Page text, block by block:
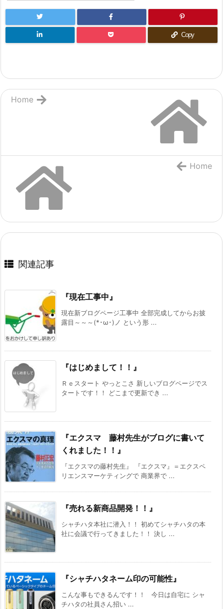
Copy
Home
Home
関連記事
『現在工事中』
現在新ブログページ工事中 全部完成してからお披
露目～～～(*･ω･)ノ という形 ...
『はじめまして！！』
Ｒｅスタート やっとこさ 新しいブログページでス
タートです！！ どこまで更新でき ...
『エクスマ 藤村先生がブログに書いて
くれました！！』
『エクスマの藤村先生』 『エクスマ』＝エクスペ
リエンスマーケティングで 商業界で ...
『売れる新商品開発！！』
シャチハタ本社に潜入！！ 初めてシャチハタの本
社に会議で行ってきました！！ 決し ...
『シャチハタネーム印の可能性』
こんな事もできるんです！！ 今日は自宅に シャ
チハタの社員さん招い ...